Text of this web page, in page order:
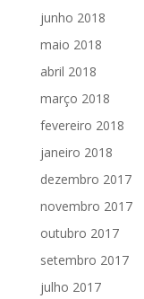
junho 2018
maio 2018
abril 2018
março 2018
fevereiro 2018
janeiro 2018
dezembro 2017
novembro 2017
outubro 2017
setembro 2017
julho 2017